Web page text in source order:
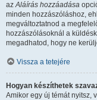
azAláírás hozzáadása
minden hozzászóláshoz,
megváltoztatnod a
hozzászólásoknál a
megadhatod, hogy ne
Vissza a tetejére
Hogyan készíthetek
Amikor egy új témát nyitsz,